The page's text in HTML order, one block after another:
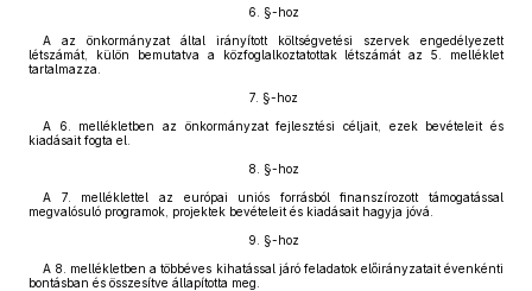
6. §-hoz
A az önkormányzat által irányított költségvetési szervek engedélyezett
létszámát, külön bemutatva a közfoglalkoztatottak létszámát az 5. melléklet
tartalmazza.
7. §-hoz
A 6. mellékletben az önkormányzat fejlesztési céljait, ezek bevételeit és
kiadásait fogta el.
8. §-hoz
A 7. melléklettel az európai uniós forrásból finanszírozott támogatással
megvalósuló programok, projektek bevételeit és kiadásait hagyja jóvá.
9. §-hoz
A 8. mellékletben a többéves kihatással járó feladatok előirányzatait évenkénti
bontásban és összesítve állapította meg.